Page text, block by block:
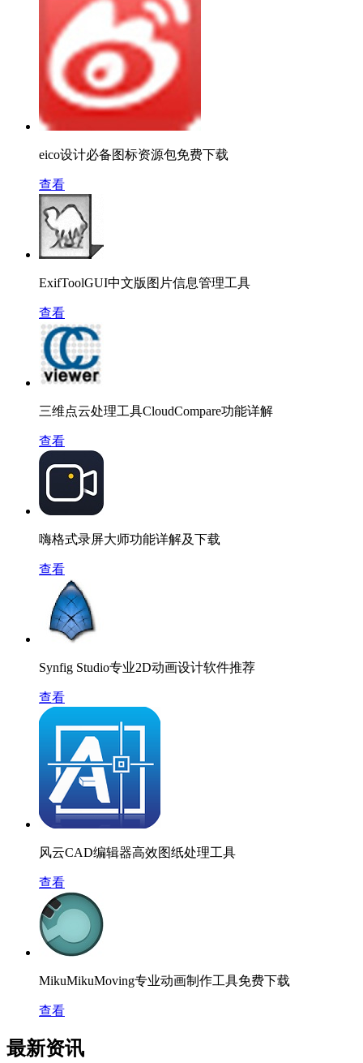
eico设计必备图标资源包免费下载
查看
ExifToolGUI中文版图片信息管理工具
查看
三维点云处理工具CloudCompare功能详解
查看
嗨格式录屏大师功能详解及下载
查看
Synfig Studio专业2D动画设计软件推荐
查看
风云CAD编辑器高效图纸处理工具
查看
MikuMikuMoving专业动画制作工具免费下载
查看
最新资讯